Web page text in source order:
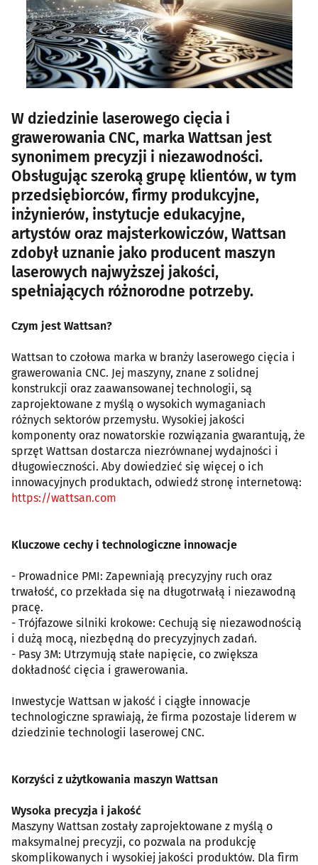
W dziedzinie laserowego cięcia i
grawerowania CNC, marka Wattsan jest
synonimem precyzji i niezawodności.
Obsługując szeroką grupę klientów, w tym
przedsiębiorców, firmy produkcyjne,
inżynierów, instytucje edukacyjne,
artystów oraz majsterkowiczów, Wattsan
zdobył uznanie jako producent maszyn
laserowych najwyższej jakości,
spełniających różnorodne potrzeby.
Czym jest Wattsan?
Wattsan to czołowa marka w branży laserowego cięcia i
grawerowania CNC. Jej maszyny, znane z solidnej
konstrukcji oraz zaawansowanej technologii, są
zaprojektowane z myślą o wysokich wymaganiach
różnych sektorów przemysłu. Wysokiej jakości
komponenty oraz nowatorskie rozwiązania gwarantują, że
sprzęt Wattsan dostarcza niezrównanej wydajności i
długowieczności. Aby dowiedzieć się więcej o ich
innowacyjnych produktach, odwiedź stronę internetową:
https://wattsan.com
Kluczowe cechy i technologiczne innowacje
- Prowadnice PMI: Zapewniają precyzyjny ruch oraz
trwałość, co przekłada się na długotrwałą i niezawodną
pracę.
- Trójfazowe silniki krokowe: Cechują się niezawodnością
i dużą mocą, niezbędną do precyzyjnych zadań.
- Pasy 3M: Utrzymują stałe napięcie, co zwiększa
dokładność cięcia i grawerowania.
Inwestycje Wattsan w jakość i ciągłe innowacje
technologiczne sprawiają, że firma pozostaje liderem w
dziedzinie technologii laserowej CNC.
Korzyści z użytkowania maszyn Wattsan
Wysoka precyzja i jakość
Maszyny Wattsan zostały zaprojektowane z myślą o
maksymalnej precyzji, co pozwala na produkcję
skomplikowanych i wysokiej jakości produktów. Dla firm